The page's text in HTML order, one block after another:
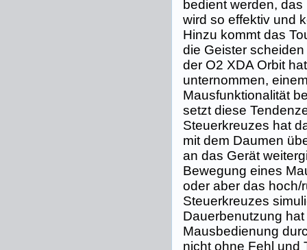
bedient werden,
wird so effektiv und
Hinzu kommt das
die Geister
der O2 XDA Orbit
unternommen,
Mausfunktionalität
setzt diese
Steuerkreuzes hat
mit dem Daumen
an das Gerät
Bewegung eines
oder aber das hoch/
Steuerkreuzes
Dauerbenutzung
Mausbedienung
nicht ohne Fehl und